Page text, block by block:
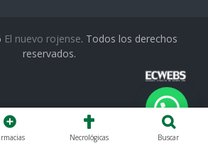
El nuevo rojense. Todos los derechos
reservados.
Necrológicas Buscar